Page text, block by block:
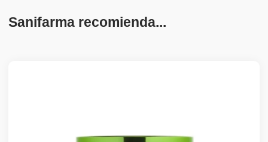
Sanifarma recomienda...